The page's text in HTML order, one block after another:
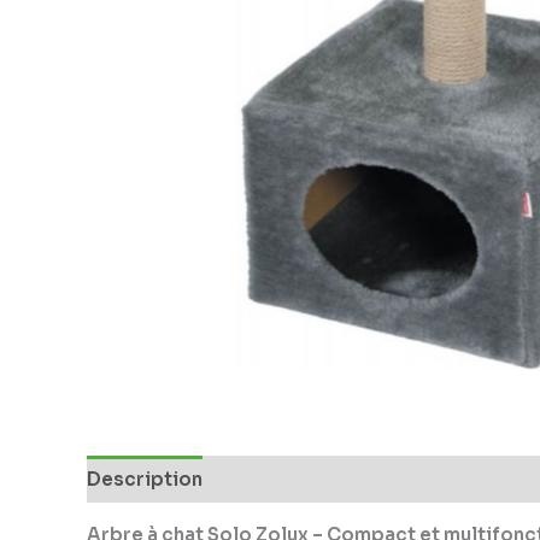
Description
Arbre à chat Solo Zolux – Compact et